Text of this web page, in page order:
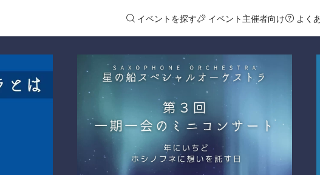
イベントを探す イベント主催者向け よく